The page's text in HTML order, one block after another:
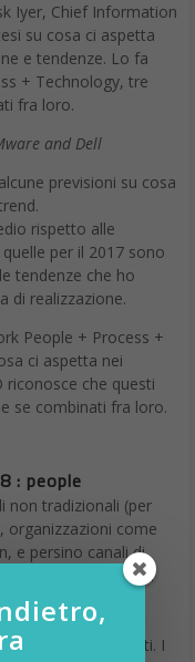
Iyer, Chief Information
su cosa ci aspetta
e tendenze. Lo fa
+ Technology, tre
fra loro.
and Dell
previsioni su cosa
rispetto alle
per il 2017 sono
tendenze che ho
di realizzazione.
People + Process +
ci aspetta nei
riconosce che questi
se combinati fra loro.
: people
non tradizionali (per
organizzazioni come
e persino canali di
che sognino il
essere definiti e
più recenti. I